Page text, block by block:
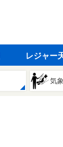
レジャー
気